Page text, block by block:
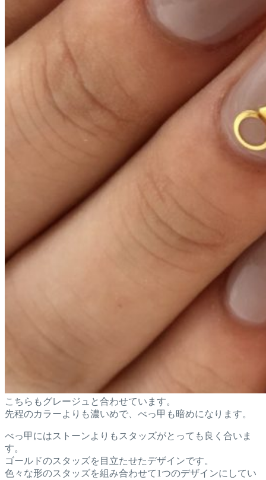
こちらもグレージュと合わせています。
先程のカラーよりも濃いめで、べっ甲も暗めになります。
べっ甲にはストーンよりもスタッズがとっても良く合いま
す。
ゴールドのスタッズを目立たせたデザインです。
色々な形のスタッズを組み合わせて1つのデザインにしてい